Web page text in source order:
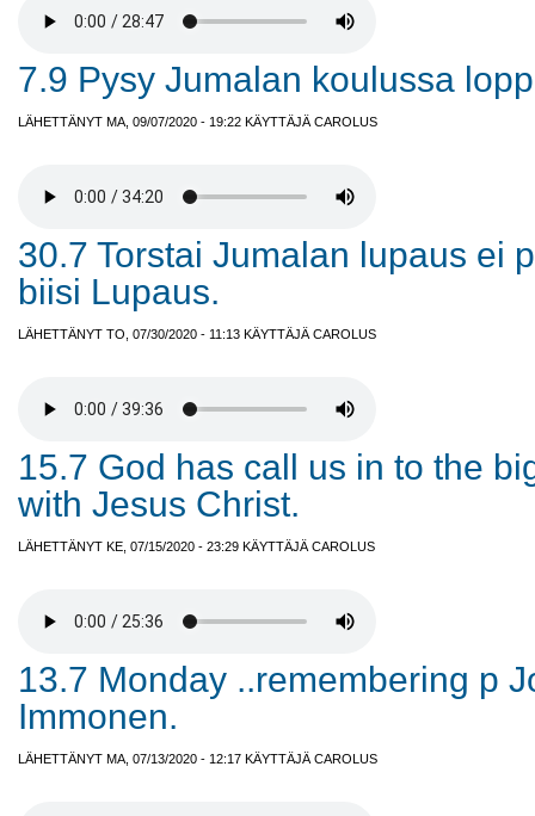
7.9 Pysy Jumalan koulussa
LÄHETTÄNYT MA, 09/07/2020 - 19:22 KÄYTTÄJÄ CAROLUS
30.7 Torstai Jumalan lupaus ei
biisi Lupaus.
LÄHETTÄNYT TO, 07/30/2020 - 11:13 KÄYTTÄJÄ CAROLUS
15.7 God has call us in to the
with Jesus Christ.
LÄHETTÄNYT KE, 07/15/2020 - 23:29 KÄYTTÄJÄ CAROLUS
13.7 Monday ..remembering p
Immonen.
LÄHETTÄNYT MA, 07/13/2020 - 12:17 KÄYTTÄJÄ CAROLUS